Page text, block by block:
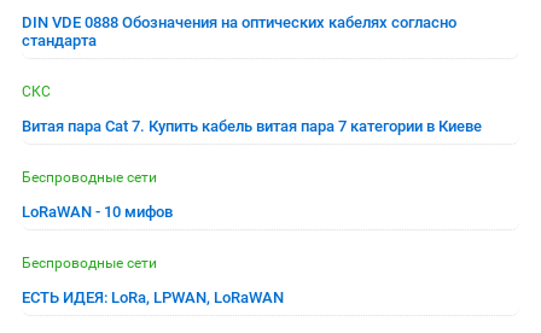
DIN VDE 0888 Обозначения на оптических кабелях согласно
стандарта
СКС
Витая пара Cat 7. Купить кабель витая пара 7 категории в Киеве
Беспроводные сети
LoRaWAN - 10 мифов
Беспроводные сети
ЕСТЬ ИДЕЯ: LoRa, LPWAN, LoRaWAN